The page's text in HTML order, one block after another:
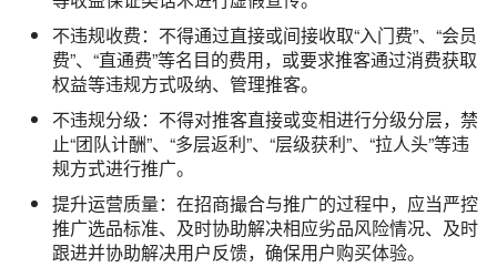
不违规收费：不得通过直接或间接收取“入门费”、“会员
费”、“直通费”等名目的费用，或要求推客通过消费获取
权益等违规方式吸纳、管理推客。
不违规分级：不得对推客直接或变相进行分级分层，禁
止“团队计酬”、“多层返利”、“层级获利”、“拉人头”等违
规方式进行推广。
提升运营质量：在招商撮合与推广的过程中，应当严控
推广选品标准、及时协助解决相应劣品风险情况、及时
跟进并协助解决用户反馈，确保用户购买体验。